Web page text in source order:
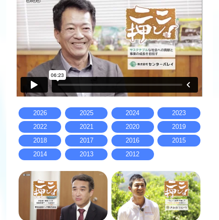
2026 2025 2024
2023
2022
2021 2020
2019
2018
2017 2016
2015
2014
2013 2012